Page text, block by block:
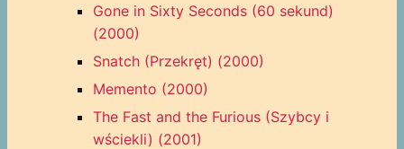
Gone in Sixty Seconds (60 sekund)
(2000)
Snatch (Przekręt) (2000)
Memento (2000)
The Fast and the Furious (Szybcy i
wściekli) (2001)